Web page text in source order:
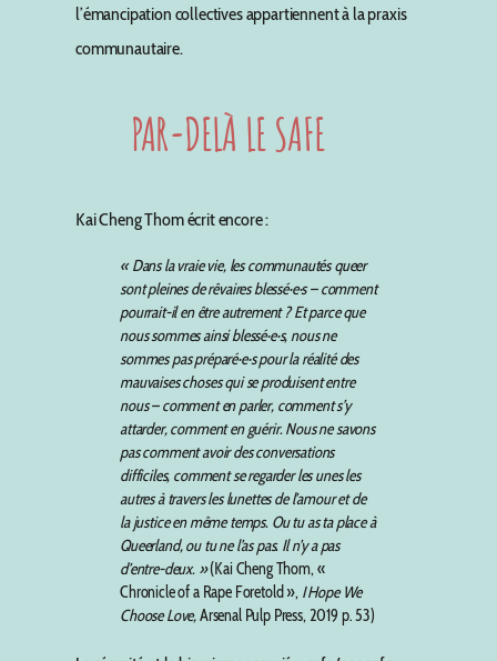
l’émancipation collectives appartiennent à la praxis
communautaire.
PAR-DELÀ LE SAFE
Kai Cheng Thom écrit encore :
« Dans la vraie vie, les communautés queer
sont pleines de rêvaires blessé·e·s – comment
pourrait-il en être autrement ? Et parce que
nous sommes ainsi blessé·e·s, nous ne
sommes pas préparé·e·s pour la réalité des
mauvaises choses qui se produisent entre
nous – comment en parler, comment s’y
attarder, comment en guérir. Nous ne savons
pas comment avoir des conversations
difficiles, comment se regarder les unes les
autres à travers les lunettes de l’amour et de
la justice en même temps. Ou tu as ta place à
Queerland, ou tu ne l’as pas. Il n’y a pas
d’entre-deux. »(Kai Cheng Thom, «
Chronicle of a Rape Foretold », I Hope We
Choose Love,Arsenal Pulp Press, 2019 p. 53)